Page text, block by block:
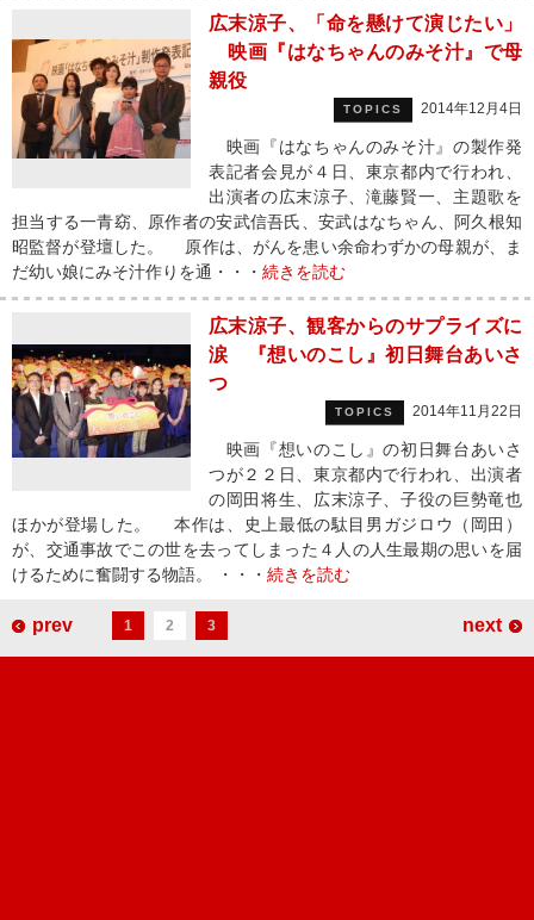
広末涼子、「命を懸けて演じたい」
映画『はなちゃんのみそ汁』で母
親役
TOPICS 2014年12月4日
映画『はなちゃんのみそ汁』の製作発
表記者会見が４日、東京都内で行われ、
出演者の広末涼子、滝藤賢一、主題歌を
担当する一青窈、原作者の安武信吾氏、安武はなちゃん、阿久根知
昭監督が登壇した。 原作は、がんを患い余命わずかの母親が、ま
だ幼い娘にみそ汁作りを通・・・ 続きを読む
広末涼子、観客からのサプライズに
涙 『想いのこし』初日舞台あいさ
つ
TOPICS 2014年11月22日
映画『想いのこし』の初日舞台あいさ
つが２２日、東京都内で行われ、出演者
の岡田将生、広末涼子、子役の巨勢竜也
ほかが登場した。 本作は、史上最低の駄目男ガジロウ（岡田）
が、交通事故でこの世を去ってしまった４人の人生最期の思いを届
けるために奮闘する物語。 ・・・ 続きを読む
prev 1 2 3 next